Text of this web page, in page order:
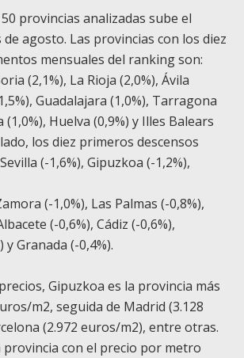
50 provincias analizadas sube el
agosto. Las provincias con los diez
mensuales del ranking son:
(2,1%), La Rioja (2,0%), Ávila
Guadalajara (1,0%), Tarragona
(1,0%), Huelva (0,9%) y Illes Balears
los diez primeros descensos
(-1,6%), Gipuzkoa (-1,2%),
(-1,0%), Las Palmas (-0,8%),
(-0,6%), Cádiz (-0,6%),
y Granada (-0,4%).
Gipuzkoa es la provincia más
m2, seguida de Madrid (3.128
(2.972 euros/m2), entre otras.
con el precio por metro